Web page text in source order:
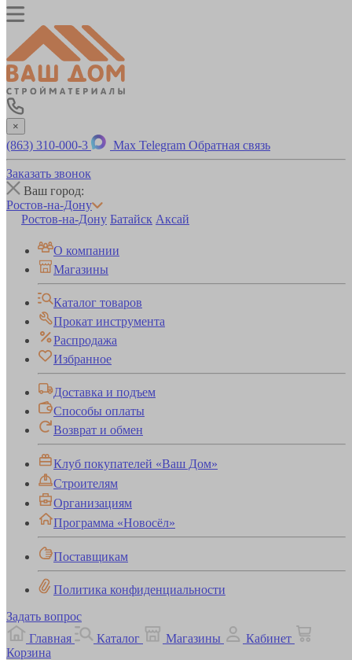
×
(863) 310-000-3 Max Telegram Обратная связь
Заказать звонок
Ваш город:
Ростов-на-Дону
Ростов-на-Дону Батайск Аксай
О компании
Магазины
Каталог товаров
Прокат инструмента
Распродажа
Избранное
Доставка и подъем
Способы оплаты
Возврат и обмен
Клуб покупателей «Ваш Дом»
Строителям
Организациям
Программа «Новосёл»
Поставщикам
Политика конфиденциальности
Задать вопрос
Главная
Каталог Магазины
Кабинет
Корзина